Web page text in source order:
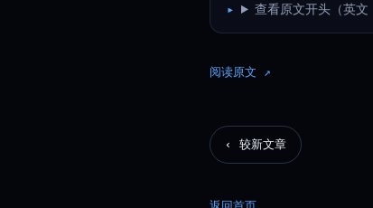
查看原文开头（英
阅读原文 ↗
‹ 较新文章